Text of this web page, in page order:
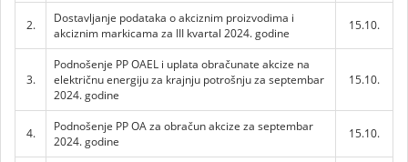
2.
Dostavljanje podataka o akciznim proizvodima i
akciznim markicama za III kvartal 2024. godine
15.10.
3.
Podnošenje PP OAEL i uplata obračunate akcize na
električnu energiju za krajnju potrošnju za septembar
2024. godine
15.10.
4.
Podnošenje PP OA za obračun akcize za septembar
2024. godine
15.10.